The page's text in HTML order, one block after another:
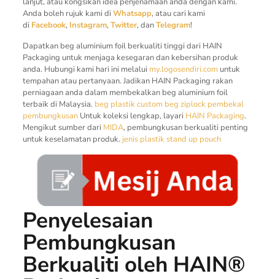
Anda boleh rujuk kami diWhatsapp, atau cari kami
di Facebook, Instagram, Twitter, danTelegram!
Dapatkan beg aluminium foil berkualiti tinggi dari HAIN
Packaging untuk menjaga kesegaran dan kebersihan produk
anda. Hubungi kami hari ini melalui my.logosendiri.comuntuk
tempahan atau pertanyaan. Jadikan HAIN Packaging rakan
perniagaan anda dalam membekalkan beg aluminium foil
terbaik di Malaysia. beg plastik custom beg ziplock pembekal
pembungkusanUntuk koleksi lengkap, layari HAIN Packaging.
Mengikut sumber dari MIDA, pembungkusan berkualiti penting
untuk keselamatan produk. jenis plastikstand up pouch
Penyelesaian
Pembungkusan
Berkualiti oleh HAIN®